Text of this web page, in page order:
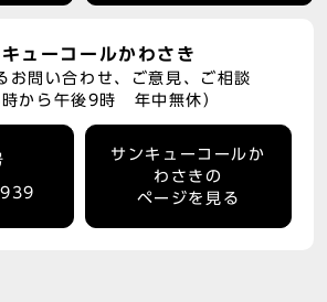
ューコールかわさき
お問い合わせ、ご意見、ご相談
時から午後9時 年中無休）
サンキューコールか
わさきの
ページを見る